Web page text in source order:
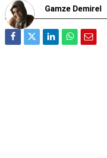
Gamze Demirel